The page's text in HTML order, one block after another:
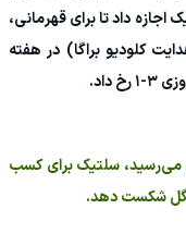
اجازه داد تا برای قهرمانی،
کلودیو براگا) در هفته
داد.
می‌رسید، سلتیک برای کسب
گل شکست دهد.